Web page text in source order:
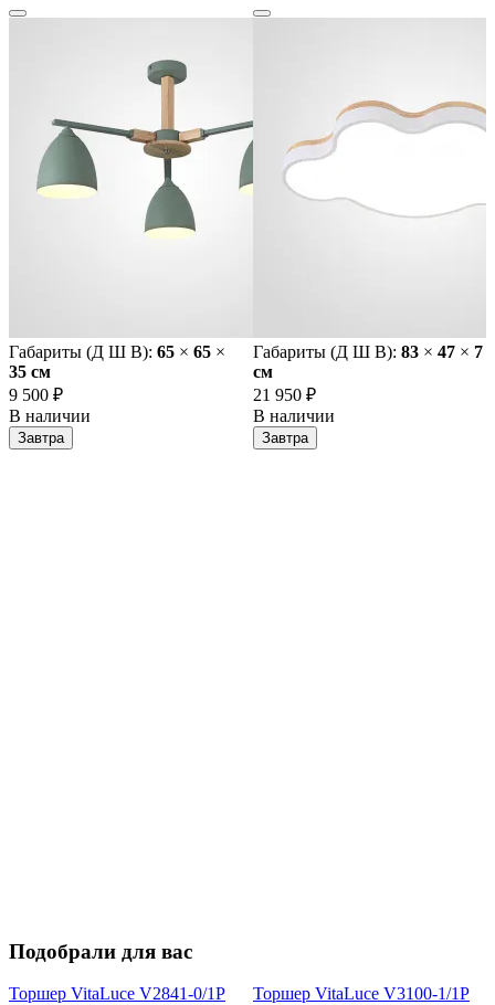
Габариты (Д Ш В): 65 × 65 ×
35 cм
9 500 ₽
В наличии
Завтра
Габариты (Д Ш В): 83 × 47 × 7
cм
21 950 ₽
В наличии
Завтра
Подобрали для вас
Торшер VitaLuce V2841-0/1P Торшер VitaLuce V3100-1/1P